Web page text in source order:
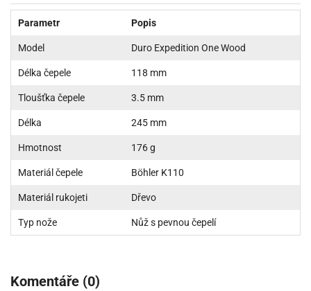
Parametr Popis
Model Duro Expedition One Wood
Délka čepele 118 mm
Tloušťka čepele 3.5 mm
Délka 245 mm
Hmotnost 176 g
Materiál čepele Böhler K110
Materiál rukojeti Dřevo
Typ nože Nůž s pevnou čepelí
Komentáře (0)